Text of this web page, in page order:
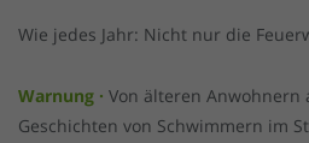
Wie jedes Jahr: Nicht nur die
Warnung ·Von älteren
Geschichten von Schwimmern im